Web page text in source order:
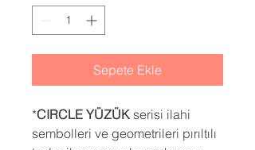
Sepete Ekle
*CIRCLE YÜZÜK serisi ilahi
sembolleri ve geometrileri pırıltılı